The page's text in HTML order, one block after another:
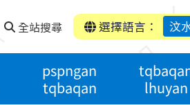
全站搜尋 選擇語言： 汶
pspngan
tqbaqan
lhuyan